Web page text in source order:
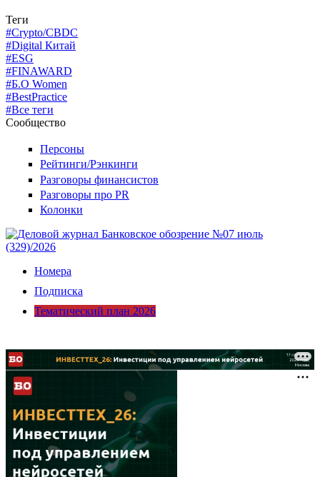
Теги
#Crypto/CBDC
#Digital Китай
#ESG
#FINAWARD
#Б.О Women
#BestPractice
#Все теги
Сообщество
Персоны
Рейтинги/Рэнкинги
Разговоры финансистов
Разговоры про PR
Колонки
Номера
Подписка
Тематический план 2026